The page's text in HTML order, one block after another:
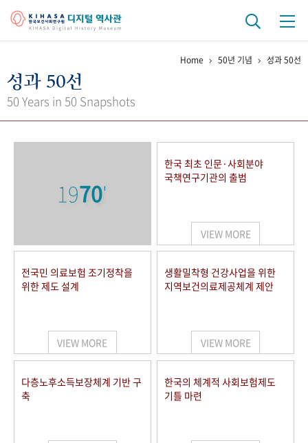
걸어온 길 기관 변천사
키워드로 보는 연구 역사
연구자들
사진 아카이브 문서 기록물 행정박물 영상 기록물
50+1 주년 기념
세계와 함께 한 KIHASA
VR 역사관
Home 50년 기념 성과 50선
성과 50선
50 Years in 50 Snapshots
1970'
한국 최초 인문·사회분야
국책연구기관의 출범
VIEW MORE
전국민 의료보험 조기정착을
위한 제도 설계
VIEW MORE
생활밀착형 건강사업을 위한
지역보건의료제공체계 제안
VIEW MORE
다층노후소득보장체계 기반 구
축
한국의 체계적 사회보험제도
기틀 마련